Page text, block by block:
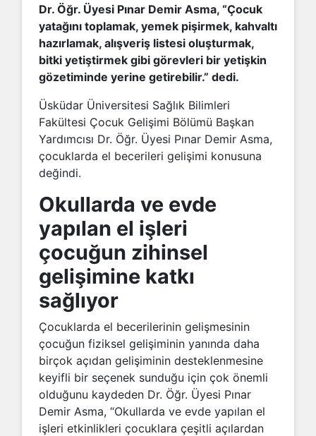
Dr. Öğr. Üyesi Pınar Demir Asma, “Çocuk
yatağını toplamak, yemek pişirmek, kahvaltı
hazırlamak, alışveriş listesi oluşturmak,
bitki yetiştirmek gibi görevleri bir yetişkin
gözetiminde yerine getirebilir.” dedi.
Üsküdar Üniversitesi Sağlık Bilimleri
Fakültesi Çocuk Gelişimi Bölümü Başkan
Yardımcısı Dr. Öğr. Üyesi Pınar Demir Asma,
çocuklarda el becerileri gelişimi konusuna
değindi.
Okullarda ve evde
yapılan el işleri
çocuğun zihinsel
gelişimine katkı
sağlıyor
Çocuklarda el becerilerinin gelişmesinin
çocuğun fiziksel gelişiminin yanında daha
birçok açıdan gelişiminin desteklenmesine
keyifli bir seçenek sunduğu için çok önemli
olduğunu kaydeden Dr. Öğr. Üyesi Pınar
Demir Asma, “Okullarda ve evde yapılan el
işleri etkinlikleri çocuklara çeşitli açılardan